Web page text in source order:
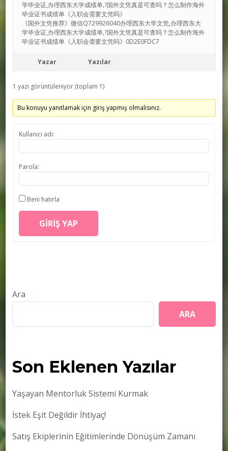
学毕业证,办理西东大学成绩单,?国外文凭真是可查吗？怎么制作海外
毕业证书成绩单《入职会需要文凭吗》
《国外文凭推荐》微信Q729926040办理西东大学文凭,办理西东大
学毕业证,办理西东大学成绩单,?国外文凭真是可查吗？怎么制作海外
毕业证书成绩单《入职会需要文凭吗》0D2E0FDC7
Yazar Yazılar
1 yazı görüntüleniyor (toplam 1)
Bu konuyu yanıtlamak için giriş yapmış olmalısınız.
Kullanıcı adı:
Parola:
Beni hatırla
GIRIŞ YAP
Ara
ARA
Son Eklenen Yazılar
Yaşayan Mentorluk Sistemi Kurmak
İstek Eşit Değildir İhtiyaç!
Satış Ekiplerinin Eğitimlerinde Dönüşüm Zamanı